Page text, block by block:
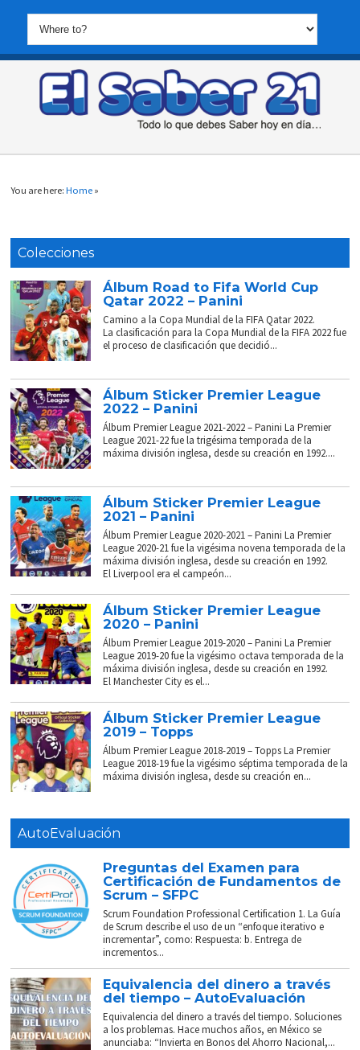
You are here:Home »
Colecciones
Álbum Road to Fifa World Cup
Qatar 2022 – Panini
Camino a la Copa Mundial de la FIFA Qatar 2022.
La clasificación para la Copa Mundial de la FIFA 2022 fue
el proceso de clasificación que decidió...
Álbum Sticker Premier League
2022 – Panini
Álbum Premier League 2021-2022 – Panini La Premier
League 2021-22 fue la trigésima temporada de la
máxima división inglesa, desde su creación en 1992....
Álbum Sticker Premier League
2021 – Panini
Álbum Premier League 2020-2021 – Panini La Premier
League 2020-21 fue la vigésima novena temporada de la
máxima división inglesa, desde su creación en 1992.
El Liverpool era el campeón...
Álbum Sticker Premier League
2020 – Panini
Álbum Premier League 2019-2020 – Panini La Premier
League 2019-20 fue la vigésimo octava temporada de la
máxima división inglesa, desde su creación en 1992.
El Manchester City es el...
Álbum Sticker Premier League
2019 – Topps
Álbum Premier League 2018-2019 – Topps La Premier
League 2018-19 fue la vigésimo séptima temporada de la
máxima división inglesa, desde su creación en...
AutoEvaluación
Preguntas del Examen para
Certificación de Fundamentos de
Scrum – SFPC
Scrum Foundation Professional Certification 1. La Guía
de Scrum describe el uso de un “enfoque iterativo e
incrementar”, como: Respuesta: b. Entrega de
incrementos...
Equivalencia del dinero a través
del tiempo – AutoEvaluación
Equivalencia del dinero a través del tiempo. Soluciones
a los problemas. Hace muchos años, en México se
anunciaba: “Invierta en Bonos del Ahorro Nacional,...